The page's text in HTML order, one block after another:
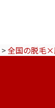
>全国の脱毛×